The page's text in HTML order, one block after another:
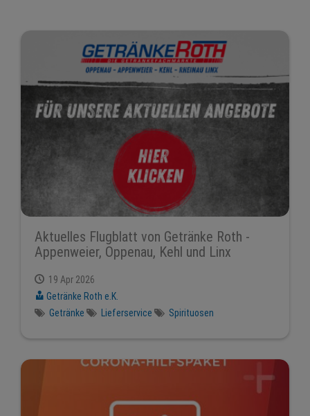
Aktuelles Flugblatt von Getränke Roth -
Appenweier, Oppenau, Kehl und Linx
19 Apr 2026
Getränke Roth e.K.
Getränke
Lieferservice Spirituosen